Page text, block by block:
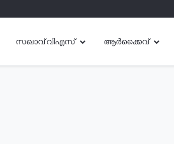
സഖാവ് വിഎസ് ആർക്കൈവ്